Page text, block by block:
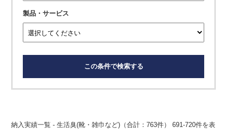
製品・サービス
この条件で検索する
納入実績一覧 - 生活臭(靴・雑巾など)（合計：763件） 691-720件を表